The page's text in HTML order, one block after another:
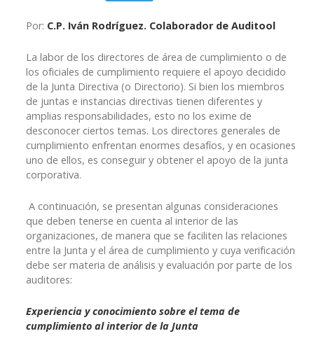
Por: C.P. Iván Rodríguez. Colaborador de Auditool
La labor de los directores de área de cumplimiento o de
los oficiales de cumplimiento requiere el apoyo decidido
de la Junta Directiva (o Directorio). Si bien los miembros
de juntas e instancias directivas tienen diferentes y
amplias responsabilidades, esto no los exime de
desconocer ciertos temas. Los directores generales de
cumplimiento enfrentan enormes desafíos, y en ocasiones
uno de ellos, es conseguir y obtener el apoyo de la junta
corporativa.
A continuación, se presentan algunas consideraciones
que deben tenerse en cuenta al interior de las
organizaciones, de manera que se faciliten las relaciones
entre la Junta y el área de cumplimiento y cuya verificación
debe ser materia de análisis y evaluación por parte de los
auditores:
Experiencia y conocimiento sobre el tema de
cumplimiento al interior de la Junta